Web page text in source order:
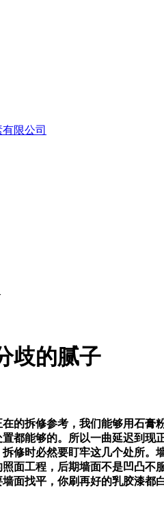
歧的腻子
拆修参考，我们能够用石膏
都能够的。所以一曲延迟到
修时必然要盯牢这几个处所
面工程，后期墙面不是凹凸
面找平，你刷再好的乳胶漆都